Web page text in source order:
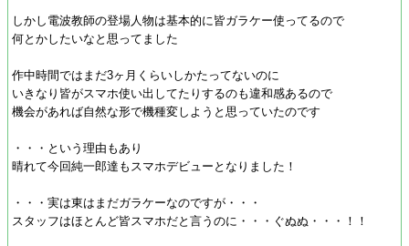
しかし電波教師の登場人物は基本的に皆ガラケー使ってるので
何とかしたいなと思ってました
作中時間ではまだ3ヶ月くらいしかたってないのに
いきなり皆がスマホ使い出してたりするのも違和感あるので
機会があれば自然な形で機種変しようと思っていたのです
・・・という理由もあり
晴れて今回純一郎達もスマホデビューとなりました！
・・・実は東はまだガラケーなのですが・・・
スタッフはほとんど皆スマホだと言うのに・・・ぐぬぬ・・・！！